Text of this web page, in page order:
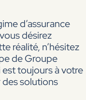
d’assurance
désirez
réalité, n’hésitez
de Groupe
toujours à votre
solutions